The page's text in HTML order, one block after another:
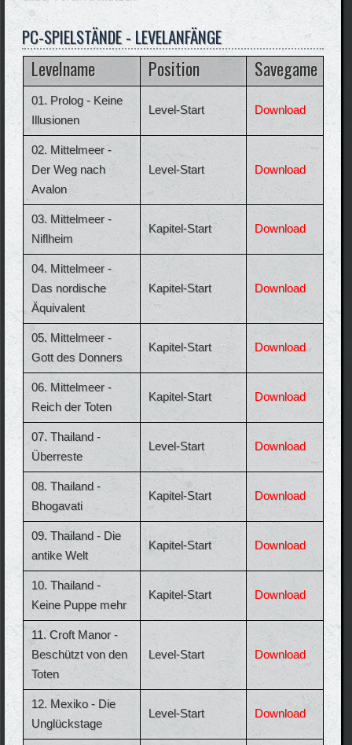
PC-SPIELSTÄNDE - LEVELANFÄNGE
Levelname Position Savegame
01. Prolog - Keine
Illusionen
Level-Start Download
02. Mittelmeer -
Der Weg nach
Avalon
Level-Start Download
03. Mittelmeer -
Niflheim
Kapitel-Start Download
04. Mittelmeer -
Das nordische
Äquivalent
Kapitel-Start Download
05. Mittelmeer -
Gott des Donners
Kapitel-Start Download
06. Mittelmeer -
Reich der Toten
Kapitel-Start Download
07. Thailand -
Überreste
Level-Start Download
08. Thailand -
Bhogavati
Kapitel-Start Download
09. Thailand - Die
antike Welt
Kapitel-Start Download
10. Thailand -
Keine Puppe mehr
Kapitel-Start Download
11. Croft Manor -
Beschützt von den
Toten
Level-Start Download
12. Mexiko - Die
Unglückstage
Level-Start Download